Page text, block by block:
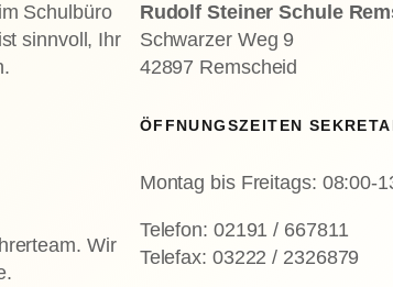
Schulbüro
sinnvoll, Ihr
Wir
Rudolf Steiner Schule
Schwarzer Weg 9
42897 Remscheid
ÖFFNUNGSZEITEN
Montag bis Freitags: 08:00-
Telefon: 02191 / 667811
Telefax: 03222 / 2326879